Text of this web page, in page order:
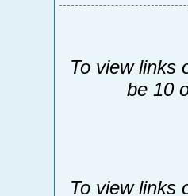
To view links
be 10
To view links